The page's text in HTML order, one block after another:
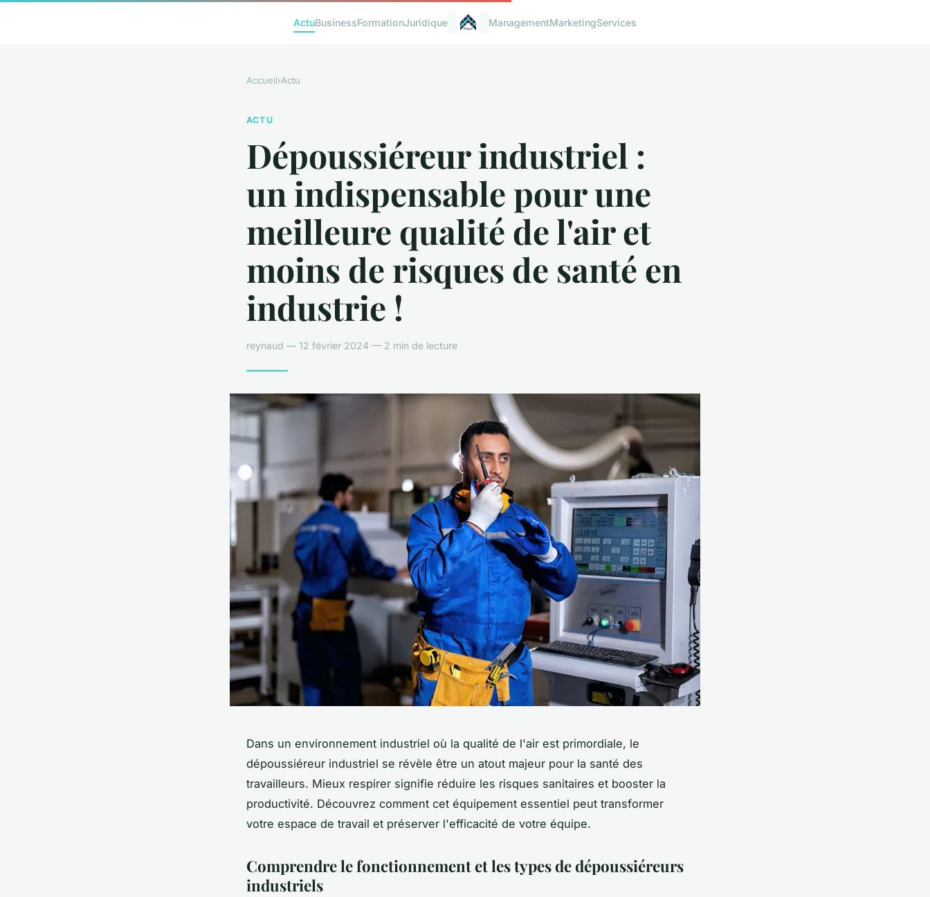
ActuBusinessFormationJuridique ManagementMarketingServices
Accueil›Actu
ACTU
Dépoussiéreur industriel :
un indispensable pour une
meilleure qualité de l'air et
moins de risques de santé en
industrie !
reynaud — 12 février 2024 — 2 min de lecture
Dans un environnement industriel où la qualité de l'air est primordiale, le
dépoussiéreur industriel se révèle être un atout majeur pour la santé des
travailleurs. Mieux respirer signifie réduire les risques sanitaires et booster la
productivité. Découvrez comment cet équipement essentiel peut transformer
votre espace de travail et préserver l'efficacité de votre équipe.
Comprendre le fonctionnement et les types de dépoussiéreurs
industriels